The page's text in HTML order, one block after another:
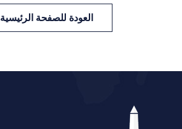
العودة للصفحة الرئيسية